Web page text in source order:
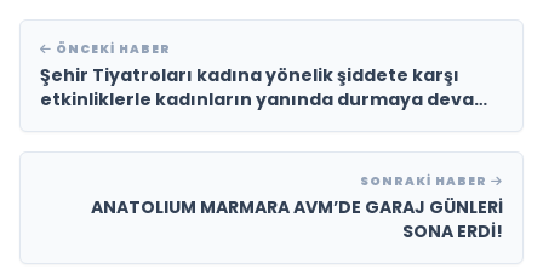
ÖNCEKI HABER
Şehir Tiyatroları kadına yönelik şiddete karşı
etkinliklerle kadınların yanında durmaya devam
SONRAKI HABER
ANATOLIUM MARMARA AVM’DE GARAJ GÜNLERİ
SONA ERDİ!